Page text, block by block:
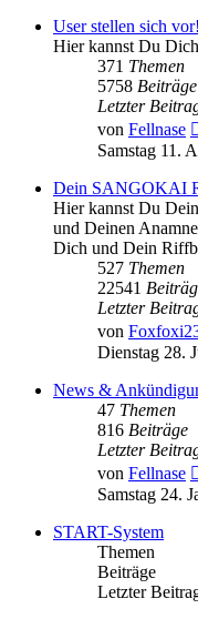
User stellen sich vor!
Hier kannst Du
371 Themen
5758 Beiträge
Letzter
von Fellnase
Samstag 11.
Dein SANGOKAI
Hier kannst Du
und Deinen
Dich und Dein
527 Themen
22541
Letzter
von
Dienstag 28.
News &
47 Themen
816 Beiträge
Letzter
von Fellnase
Samstag 24.
START-System
Themen
Beiträge
Letzter